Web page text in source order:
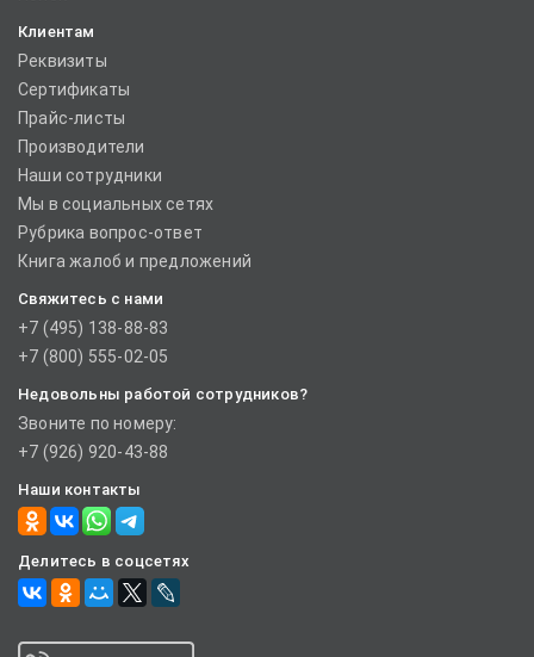
Клиентам
Реквизиты
Сертификаты
Прайс-листы
Производители
Наши сотрудники
Мы в социальных сетях
Рубрика вопрос-ответ
Книга жалоб и предложений
Свяжитесь с нами
+7 (495) 138-88-83
+7 (800) 555-02-05
Недовольны работой сотрудников?
Звоните по номеру:
+7 (926) 920-43-88
Наши контакты
Делитесь в соцсетях